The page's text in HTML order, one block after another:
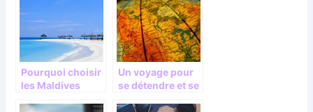
Pourquoi choisir
les Maldives
Un voyage pour
se détendre et se